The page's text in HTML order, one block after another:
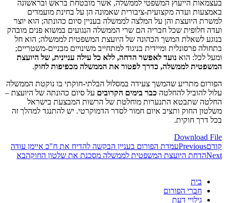
בעצמאות הייעוץ המשפטי לממשלה, אשר מובטחת בראש ובראשונה
באמצעות ועדה מקצועית-ציבורית שאמונה הן על בחינת מועמדים
למשרת היועצת והן על המלצה לממשלה בעניין סיום כהונתה; הוא יוצר
ועדה חלופית שכל חבריה הם שרי הממשלה הנגועים במשוא פנים מובהק
בנוגע לשאלת המשך הכהונה של היועצת המשפטית לממשלה; הוא חל
בתחולה פרסונלית ומיידית בניגוד למתחייב משינויים מבניים-משטריים;
ומעל לכל: הוא נועד לאפשר הדחה, ללא כל עילה עניינית, של היועצת
המשפטית לממשלה, כדרך לפטור את הממשלה מכפיפות לחוק.
הפורום מתריע שהמשך צעידה במסלול הבלתי-חוקתי בו נוקטת הממשלה
עלול להוביל להחלטה כבר בימים הקרובים על סיום כהונתה של היועצת –
החלטה שתבטא התנערות מוחלטת של הרשות המבצעת בישראל
משלטון החוק ותציב איום חמור לסדר הדמוקרטי. יש להתנגד למהלך זה
בכל דרך חוקית.
Download File
קודםPreviousעמדת הפורום בעניין הבקשה להדיח את ח"כ איימן עודה
Nextהדחת היועצת המשפטית לממשלה מסכנת את שלטון החוקהבא
בית
חברי הפורום
גילויי דעת